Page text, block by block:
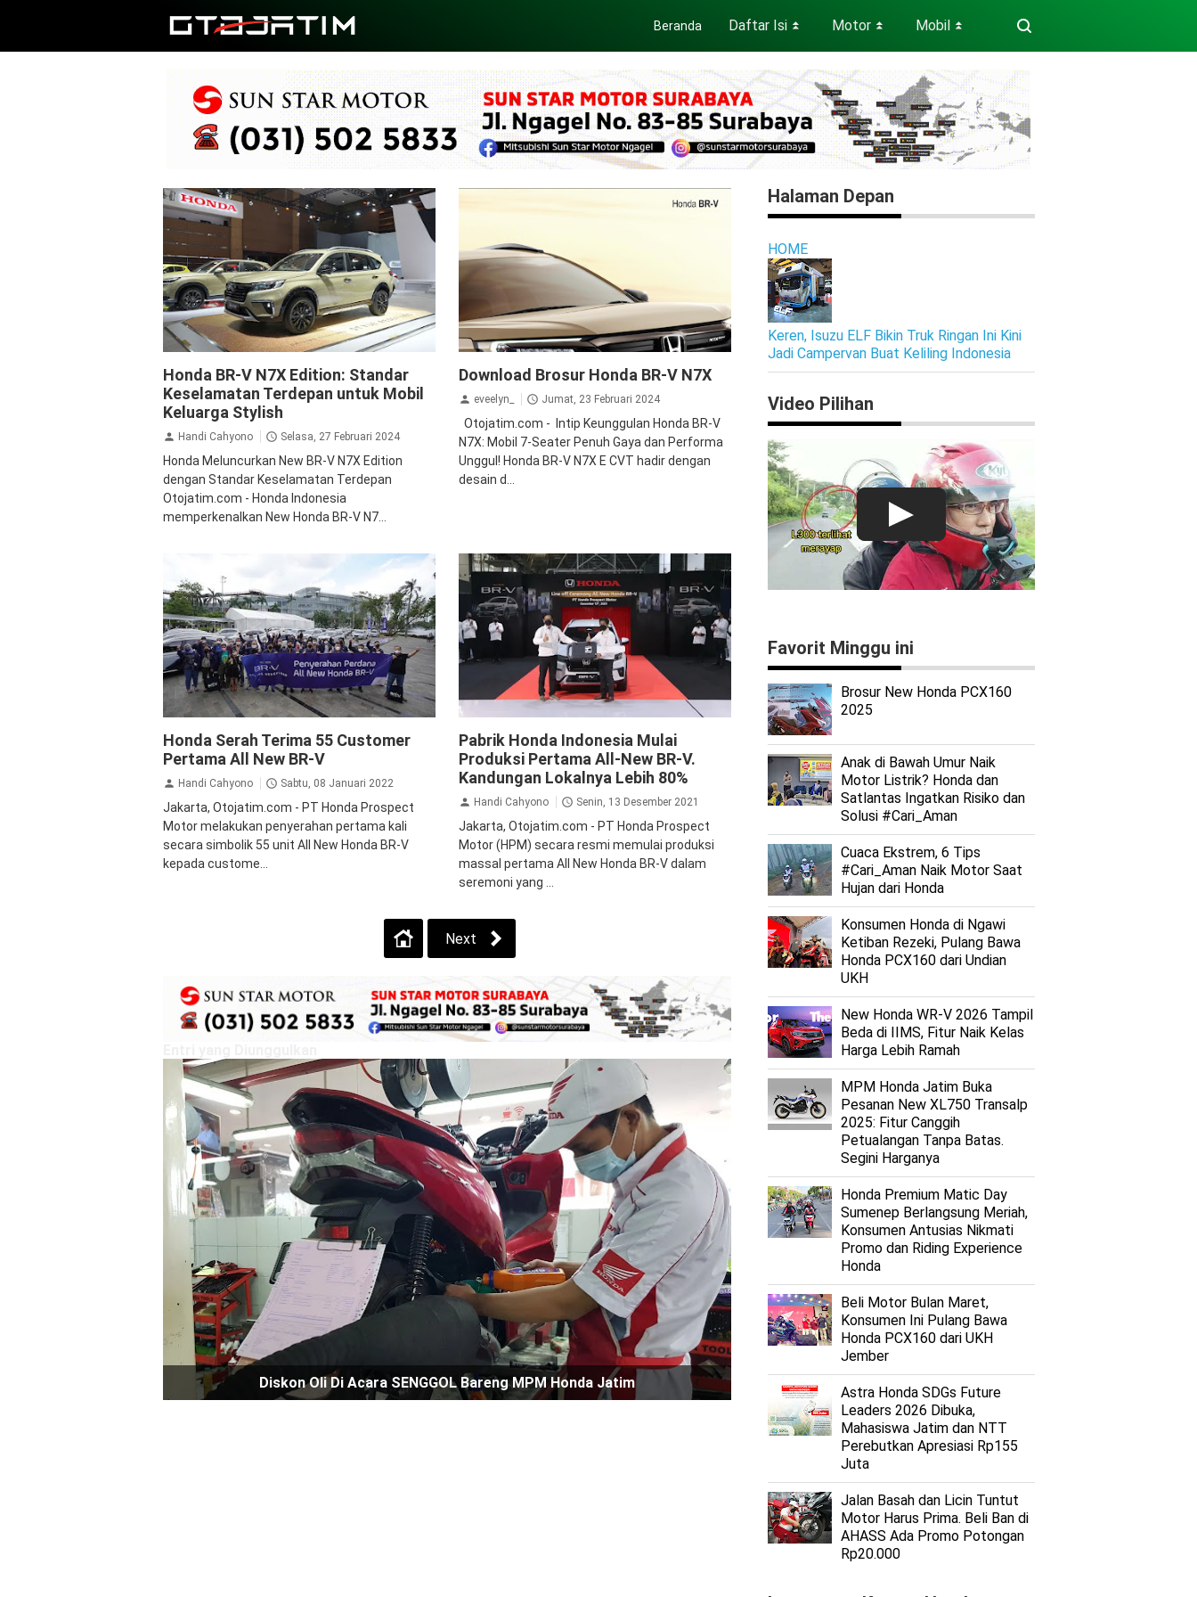
Beranda Daftar Isi ⏬ Motor ⏬ Mobil ⏬
Honda BR-V N7X Edition: Standar
Keselamatan Terdepan untuk Mobil
Keluarga Stylish
Handi Cahyono Selasa, 27 Februari 2024
Honda Meluncurkan New BR-V N7X Edition
dengan Standar Keselamatan Terdepan
Otojatim.com - Honda Indonesia
memperkenalkan New Honda BR-V N7...
Download Brosur Honda BR-V N7X
eveelyn_ Jumat, 23 Februari 2024
Otojatim.com - Intip Keunggulan Honda BR-V
N7X: Mobil 7-Seater Penuh Gaya dan Performa
Unggul! Honda BR-V N7X E CVT hadir dengan
desain d...
Honda Serah Terima 55 Customer
Pertama All New BR-V
Handi Cahyono Sabtu, 08 Januari 2022
Jakarta, Otojatim.com - PT Honda Prospect
Motor melakukan penyerahan pertama kali
secara simbolik 55 unit All New Honda BR-V
kepada custome...
Pabrik Honda Indonesia Mulai
Produksi Pertama All-New BR-V.
Kandungan Lokalnya Lebih 80%
Handi Cahyono Senin, 13 Desember 2021
Jakarta, Otojatim.com - PT Honda Prospect
Motor (HPM) secara resmi memulai produksi
massal pertama All New Honda BR-V dalam
seremoni yang ...
Next
Diskon Oli Di Acara SENGGOL Bareng MPM Honda Jatim
Halaman Depan
HOME
Keren, Isuzu ELF Bikin Truk Ringan Ini Kini
Jadi Campervan Buat Keliling Indonesia
Video Pilihan
Favorit Minggu ini
Brosur New Honda PCX160
2025
Anak di Bawah Umur Naik
Motor Listrik? Honda dan
Satlantas Ingatkan Risiko dan
Solusi #Cari_Aman
Cuaca Ekstrem, 6 Tips
#Cari_Aman Naik Motor Saat
Hujan dari Honda
Konsumen Honda di Ngawi
Ketiban Rezeki, Pulang Bawa
Honda PCX160 dari Undian
UKH
New Honda WR-V 2026 Tampil
Beda di IIMS, Fitur Naik Kelas
Harga Lebih Ramah
MPM Honda Jatim Buka
Pesanan New XL750 Transalp
2025: Fitur Canggih
Petualangan Tanpa Batas.
Segini Harganya
Honda Premium Matic Day
Sumenep Berlangsung Meriah,
Konsumen Antusias Nikmati
Promo dan Riding Experience
Honda
Beli Motor Bulan Maret,
Konsumen Ini Pulang Bawa
Honda PCX160 dari UKH
Jember
Astra Honda SDGs Future
Leaders 2026 Dibuka,
Mahasiswa Jatim dan NTT
Perebutkan Apresiasi Rp155
Juta
Jalan Basah dan Licin Tuntut
Motor Harus Prima. Beli Ban di
AHASS Ada Promo Potongan
Rp20.000